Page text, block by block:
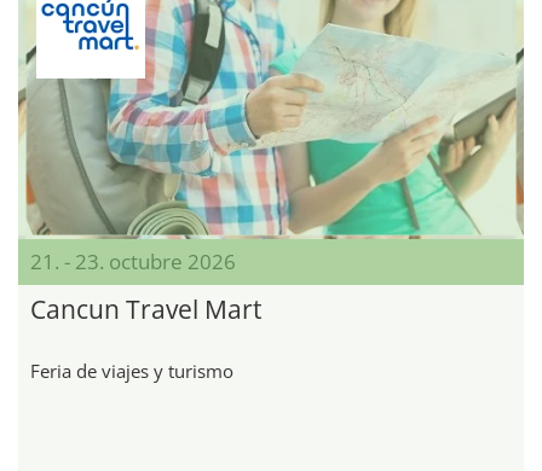
21. - 23. octubre 2026
Cancun Travel Mart
Feria de viajes y turismo